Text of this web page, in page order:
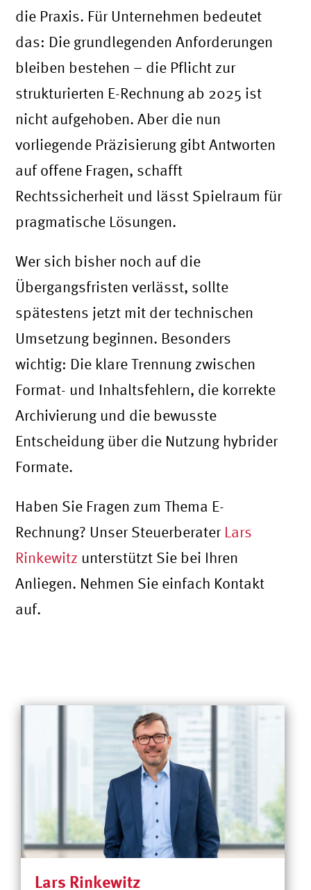
die Praxis. Für Unternehmen bedeutet
das: Die grundlegenden Anforderungen
bleiben bestehen – die Pflicht zur
strukturierten E-Rechnung ab 2025 ist
nicht aufgehoben. Aber die nun
vorliegende Präzisierung gibt Antworten
auf offene Fragen, schafft
Rechtssicherheit und lässt Spielraum für
pragmatische Lösungen.
Wer sich bisher noch auf die
Übergangsfristen verlässt, sollte
spätestens jetzt mit der technischen
Umsetzung beginnen. Besonders
wichtig: Die klare Trennung zwischen
Format- und Inhaltsfehlern, die korrekte
Archivierung und die bewusste
Entscheidung über die Nutzung hybrider
Formate.
Haben Sie Fragen zum Thema E-
Rechnung? Unser Steuerberater Lars
Rinkewitz unterstützt Sie bei Ihren
Anliegen. Nehmen Sie einfach Kontakt
auf.
Lars Rinkewitz